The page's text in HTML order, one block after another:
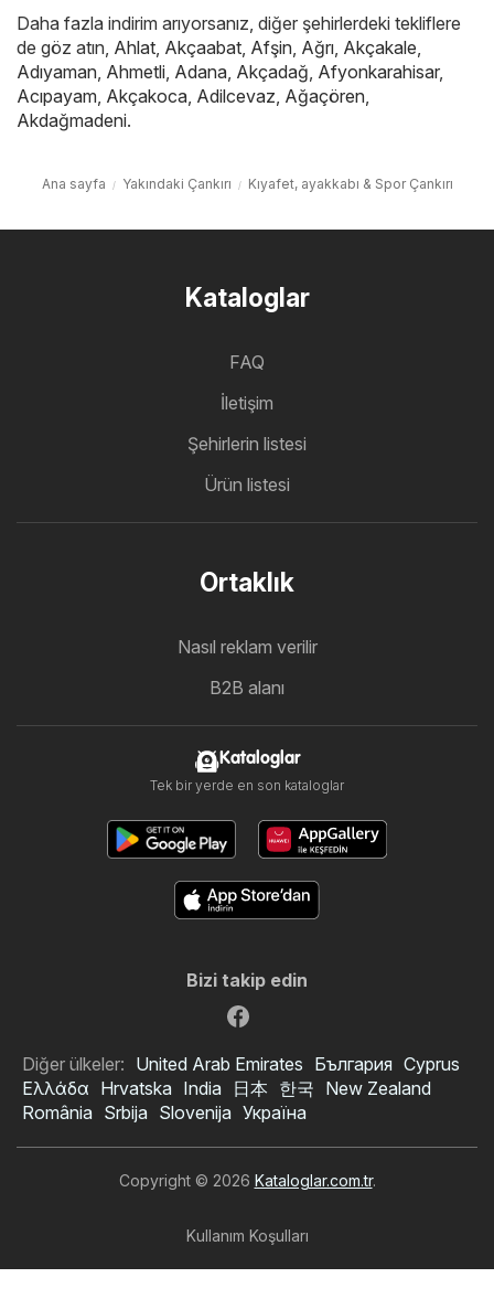
Daha fazla indirim arıyorsanız, diğer şehirlerdeki tekliflere
de göz atın, Ahlat Akçaabat Afşin Ağrı Akçakale
Adıyaman Ahmetli Adana Akçadağ Afyonkarahisar,
Acıpayam Akçakoca Adilcevaz Ağaçören
Akdağmadeni.
Ana sayfa Yakındaki Çankırı Kıyafet, ayakkabı & Spor Çankırı
Kataloglar
FAQ
İletişim
Şehirlerin listesi
Ürün listesi
Ortaklık
Nasıl reklam verilir
B2B alanı
Kataloglar
Tek bir yerde en son kataloglar
Bizi takip edin
Diğer ülkeler: United Arab Emirates България Cyprus
Ελλάδα Hrvatska India 日本 한국 New Zealand
România Srbija Slovenija Україна
Copyright © 2026 Kataloglar.com.tr.
Kullanım Koşulları